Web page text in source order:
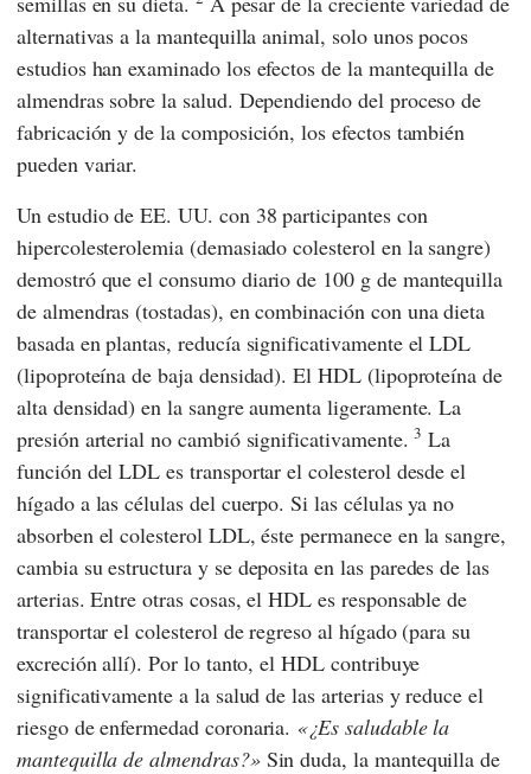
alternativas a la mantequilla animal, solo unos pocos
estudios han examinado los efectos de la mantequilla de
almendras sobre la salud. Dependiendo del proceso de
fabricación y de la composición, los efectos también
pueden variar.
Un estudio de EE. UU. con 38 participantes con
hipercolesterolemia (demasiado colesterol en la sangre)
demostró que el consumo diario de 100 g de mantequilla
de almendras (tostadas), en combinación con una dieta
basada en plantas, reducía significativamente el LDL
(lipoproteína de baja densidad). El HDL (lipoproteína de
alta densidad) en la sangre aumenta ligeramente. La
presión arterial no cambió significativamente.3 La
función del LDL es transportar el colesterol desde el
hígado a las células del cuerpo. Si las células ya no
absorben el colesterol LDL, éste permanece en la sangre,
cambia su estructura y se deposita en las paredes de las
arterias. Entre otras cosas, el HDL es responsable de
transportar el colesterol de regreso al hígado (para su
excreción allí). Por lo tanto, el HDL contribuye
significativamente a la salud de las arterias y reduce el
riesgo de enfermedad coronaria.
¿Es saludable la
mantequilla de almendras? Sin duda, la mantequilla de